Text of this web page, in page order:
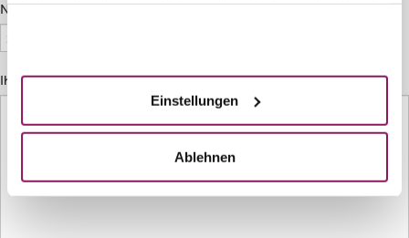
Einstellungen
Ablehnen
Nummer*
Ihre Fragen an uns